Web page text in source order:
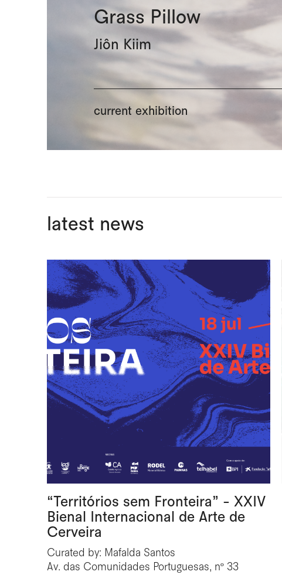
Grass Pillow
Jiôn Kiim
current exhibition
latest news
“Territórios sem Fronteira” - XXIV
Bienal Internacional de Arte de
Cerveira
Curated by: Mafalda Santos
Av. das Comunidades Portuguesas, nº 33